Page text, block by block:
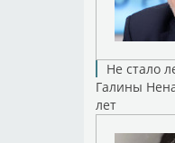
Не стало
Галины
лет